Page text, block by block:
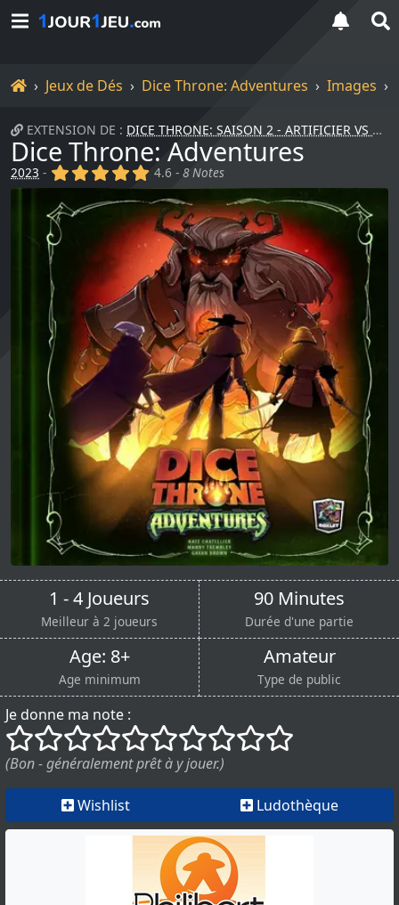
Accueil
Jeux de Dés Dice Throne: Adventures Images
EXTENSION DE : DICE THRONE: SAISON 2 - ARTIFICIER VS PIRATE...
Dice Throne: Adventures
2023 - (x) (x) (x) (x) (x)
4.6 -8 Notes
1 - 4 Joueurs
Meilleur à 2 joueurs
90 Minutes
Durée d'une partie
Age: 8+
Age minimum
Amateur
Type de public
Je donne ma note :
()
() () () () () () () ()
()
(Bon - généralement prêt à y jouer.)
Wishlist Ludothèque